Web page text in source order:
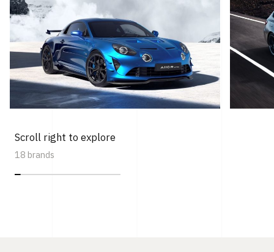
Scroll right to explore
18 brands